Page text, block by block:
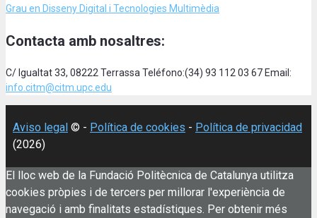
Grau en Disseny Digital i Tecnologies Multimèdia
Contacta amb nosaltres:
C/ Igualtat 33, 08222 Terrassa Teléfono:(34) 93 112 03 67 Email:
info.citm@citm.upc.edu
Aviso legal © - Política de cookies - Política de privacidad
(2026)
El lloc web de la Fundació Politècnica de Catalunya utilitza
cookies pròpies i de tercers per millorar l'experiència de
navegació i amb finalitats estadístiques. Per obtenir més